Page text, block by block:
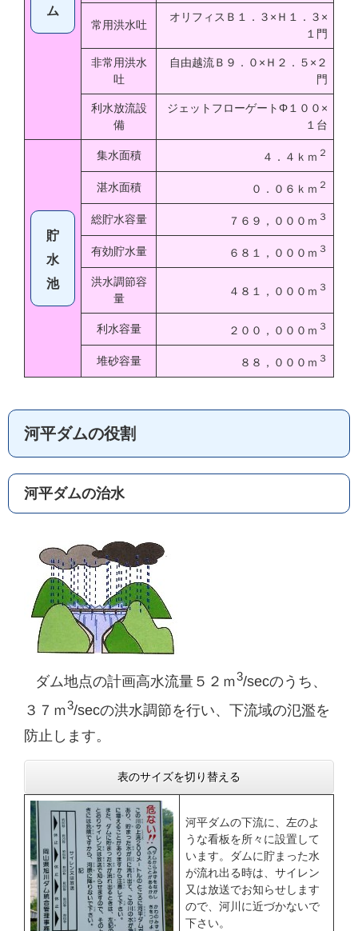
ム
常用洪水吐
オリフィスＢ１．３×Ｈ１．３×
１門
非常用洪水
吐
自由越流Ｂ９．０×Ｈ２．５×２
門
利水放流設
備
ジェットフローゲートΦ１００×
１台
貯
水
池
集水面積 ４．４ｋｍ ２
湛水面積 ０．０６ｋｍ ２
総貯水容量 ７６９，０００ｍ ３
有効貯水量 ６８１，０００ｍ ３
洪水調節容
量
４８１，０００ｍ ３
利水容量 ２００，０００ｍ ３
堆砂容量 ８８，０００ｍ ３
河平ダムの役割
河平ダムの治水
ダム地点の計画高水流量５２ｍ3/secのうち、
３７ｍ3/secの洪水調節を行い、下流域の氾濫を
防止します。
表のサイズを切り替える
河平ダムの下流に、左のよ
うな看板を所々に設置して
います。ダムに貯まった水
が流れ出る時は、サイレン
又は放送でお知らせします
ので、河川に近づかないで
下さい。